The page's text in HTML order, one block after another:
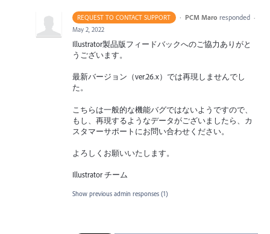
REQUEST TO CONTACT SUPPORT · PCM Maro responded ·
May 2, 2022
Illustrator製品版フィードバックへのご協力ありがと
うございます。
最新バージョン（ver.26.x）では再現しませんでし
た。
こちらは一般的な機能バグではないようですので、
もし、再現するようなデータがございましたら、カ
スタマーサポートにお問い合わせください。
よろしくお願いいたします。
Illustrator チーム
Show previous admin responses (1)